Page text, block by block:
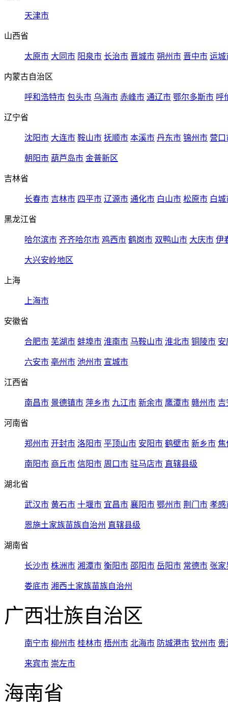
天津市
山西省
太原市 大同市 阳泉市 长治市 晋城市 朔州市 晋中市 运城
内蒙古自治区
呼和浩特市 包头市 乌海市 赤峰市 通辽市 鄂尔多斯市 呼
辽宁省
沈阳市 大连市 鞍山市 抚顺市 本溪市 丹东市 锦州市 营口
朝阳市 葫芦岛市 金普新区
吉林省
长春市 吉林市 四平市 辽源市 通化市 白山市 松原市 白城
黑龙江省
哈尔滨市 齐齐哈尔市 鸡西市 鹤岗市 双鸭山市 大庆市 伊
大兴安岭地区
上海
上海市
安徽省
合肥市 芜湖市 蚌埠市 淮南市 马鞍山市 淮北市 铜陵市 安
六安市 亳州市 池州市 宣城市
江西省
南昌市 景德镇市 萍乡市 九江市 新余市 鹰潭市 赣州市 吉
河南省
郑州市 开封市 洛阳市 平顶山市 安阳市 鹤壁市 新乡市 焦
南阳市 商丘市 信阳市 周口市 驻马店市 直辖县级
湖北省
武汉市 黄石市 十堰市 宜昌市 襄阳市 鄂州市 荆门市 孝感
恩施土家族苗族自治州 直辖县级
湖南省
长沙市 株洲市 湘潭市 衡阳市 邵阳市 岳阳市 常德市 张家
娄底市 湘西土家族苗族自治州
广西壮族自治区
南宁市 柳州市 桂林市 梧州市 北海市 防城港市 钦州市 贵
来宾市 崇左市
海南省